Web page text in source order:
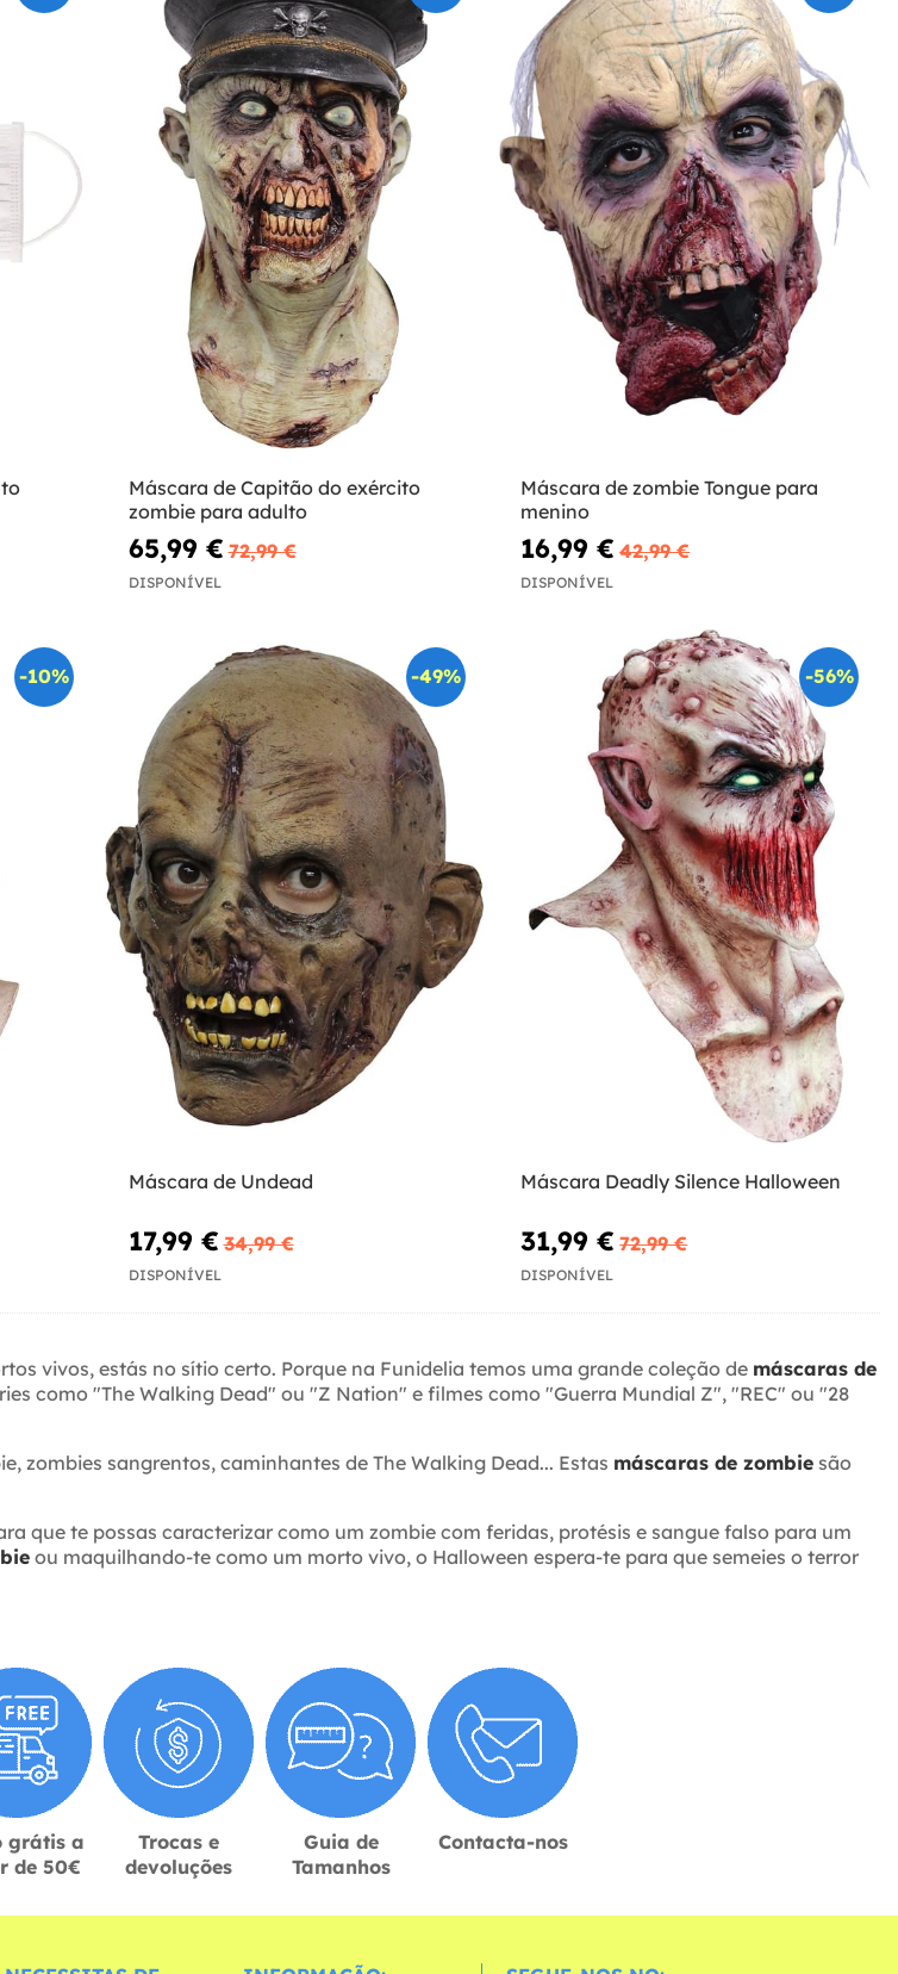
Máscara de Capitão do exército
zombie para adulto
65,99 € 72,99 €
DISPONÍVEL
Máscara de zombie Tongue para
menino
16,99 € 42,99 €
DISPONÍVEL
-10% -49%
Máscara de Undead
17,99 € 34,99 €
DISPONÍVEL
-56%
Máscara Deadly Silence Halloween
31,99 € 72,99 €
DISPONÍVEL
vivos, estás no sítio certo. Porque na Funidelia temos uma grande coleção de máscaras de
como "The Walking Dead" ou "Z Nation" e filmes como "Guerra Mundial Z", "REC" ou "28
zombies sangrentos, caminhantes de The Walking Dead... Estas máscaras de zombie são
que te possas caracterizar como um zombie com feridas, protésis e sangue falso para um
ou maquilhando-te como um morto vivo, o Halloween espera-te para que semeies o terror
grátis a
de 50€
Trocas e
devoluções
Guia de
Tamanhos
Contacta-nos